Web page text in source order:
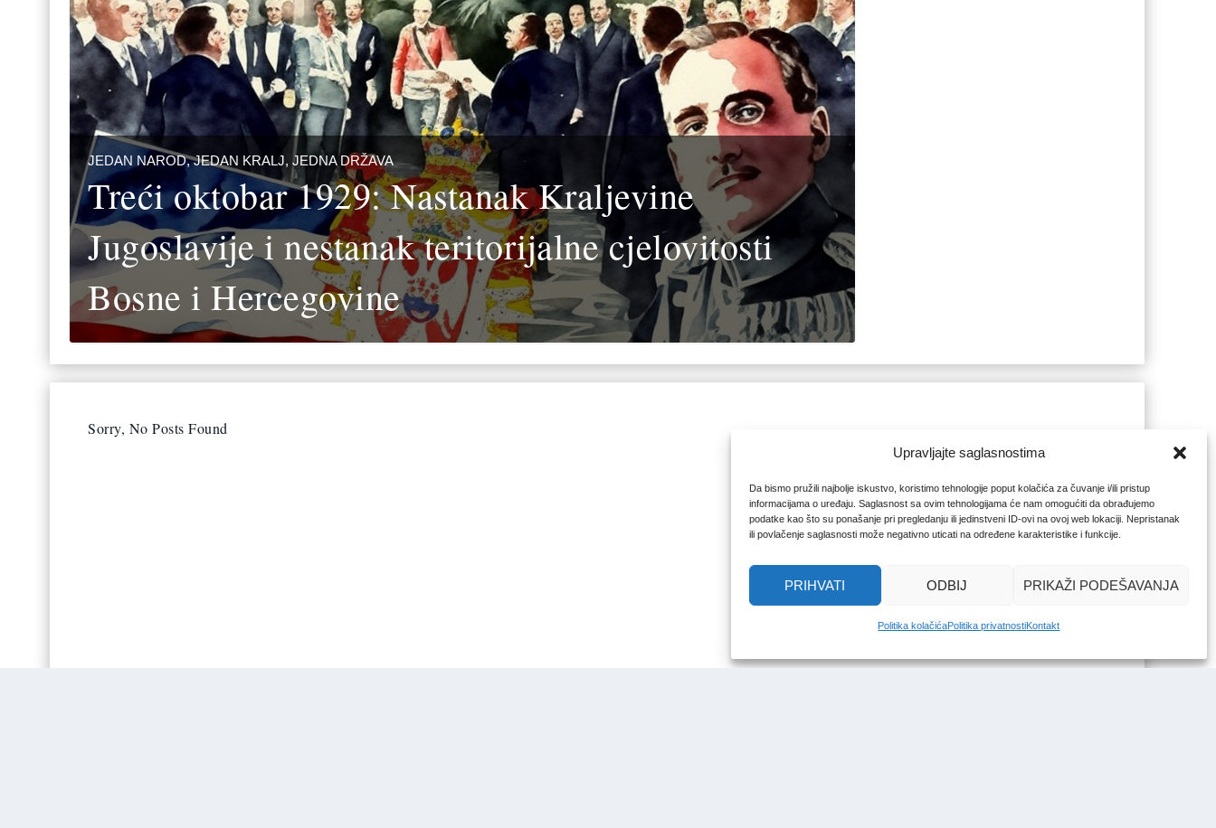
Upravljajte saglasnostima
Da bismo pružili najbolje iskustvo, koristimo tehnologije poput kolačića za čuvanje i/ili pristup
informacijama o uređaju. Saglasnost sa ovim tehnologijama će nam omogućiti da obrađujemo
podatke kao što su ponašanje pri pregledanju ili jedinstveni ID-ovi na ovoj web lokaciji. Nepristanak
ili povlačenje saglasnosti može negativno uticati na određene karakteristike i funkcije.
PRIHVATI ODBIJ PRIKAŽI PODEŠAVANJA
Politika kolačićaPolitika privatnostiKontakt
JEDAN NAROD, JEDAN KRALJ, JEDNA DRŽAVA
Treći oktobar 1929: Nastanak Kraljevine
Jugoslavije i nestanak teritorijalne cjelovitosti
Bosne i Hercegovine
Sorry, No Posts Found